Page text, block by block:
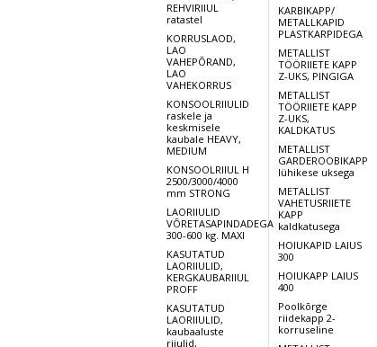
REHVIRIIUL
ratastel
KORRUSLAOD,
LAO
VAHEPÕRAND,
LAO
VAHEKORRUS
KONSOOLRIIULID
raskele ja
keskmisele
kaubale HEAVY,
MEDIUM
KONSOOLRIIUL H
2500/3000/4000
mm STRONG
LAORIIULID
VÕRETASAPINDADEGA
300-600 kg. MAXI
KASUTATUD
LAORIIULID,
KERGKAUBARIIUL
PROFF
KASUTATUD
LAORIIULID,
kaubaaluste
riiulid,
KARBIKAPP/
METALLKAPID
PLASTKARPIDEGA
METALLIST
TÖÖRIIETE KAPP
Z-UKS, PINGIGA
METALLIST
TÖÖRIIETE KAPP
Z-UKS,
KALDKATUS
METALLIST
GARDEROOBIKAPP
lühikese uksega
METALLIST
VAHETUSRIIETE
KAPP
kaldkatusega
HOIUKAPID LAIUS
300
HOIUKAPP LAIUS
400
Poolkõrge
riidekapp 2-
korruseline